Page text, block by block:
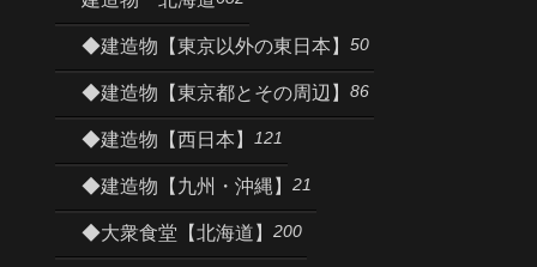
◆建造物【東京以外の東日本】 50
◆建造物【東京都とその周辺】 86
◆建造物【西日本】 121
◆建造物【九州・沖縄】 21
◆大衆食堂【北海道】 200